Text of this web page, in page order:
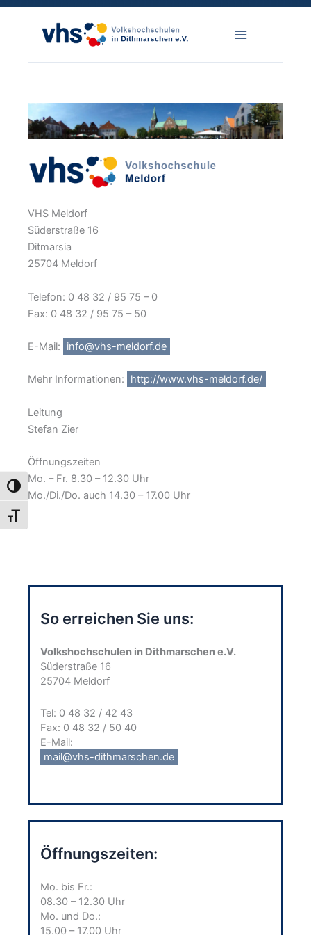
Umschalten auf hohe Kontraste
Schrift vergrößern
VHS Meldorf
Süderstraße 16
Ditmarsia
25704 Meldorf
Telefon: 0 48 32 / 95 75 – 0
Fax: 0 48 32 / 95 75 – 50
E-Mail: info@vhs-meldorf.de
Mehr Informationen: http://www.vhs-meldorf.de/
Leitung
Stefan Zier
Öffnungszeiten
Mo. – Fr. 8.30 – 12.30 Uhr
Mo./Di./Do. auch 14.30 – 17.00 Uhr
So erreichen Sie uns:
Volkshochschulen in Dithmarschen e.V.
Süderstraße 16
25704 Meldorf
Tel: 0 48 32 / 42 43
Fax: 0 48 32 / 50 40
E-Mail:
mail@vhs-dithmarschen.de
Öffnungszeiten:
Mo. bis Fr.:
08.30 – 12.30 Uhr
Mo. und Do.:
15.00 – 17.00 Uhr